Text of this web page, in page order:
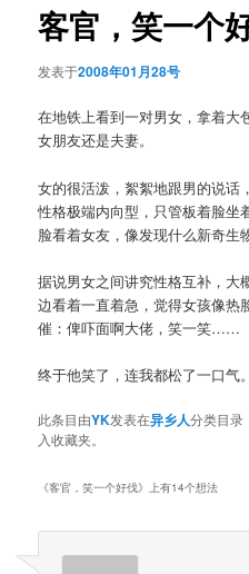
客官，笑一个
发表于2008年01月28号
在地铁上看到一对男女，拿着大
女朋友还是夫妻。
女的很活泼，絮絮地跟男的说话
性格极端内向型，只管板着脸坐
脸看着女友，像发现什么新奇生
据说男女之间讲究性格互补，大
边看着一直着急，觉得女孩像热
催：俾吓面啊大佬，笑一笑……
终于他笑了，连我都松了一口气。
此条目由YK发表在异乡人分类目录
入收藏夹。
《客官，笑一个好伐》上有14个想法